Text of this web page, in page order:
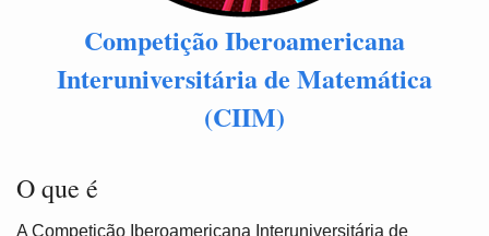
Competição Iberoamericana
Interuniversitária de Matemática
(CIIM)
O que é
A Competição Iberoamericana Interuniversitária de